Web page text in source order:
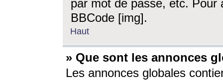
par mot de passe, etc. Pour
BBCode [img].
Haut
» Que sont les annonces
Les annonces globales